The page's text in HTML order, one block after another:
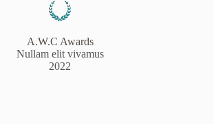
A.W.C Awards
Nullam elit vivamus
2022